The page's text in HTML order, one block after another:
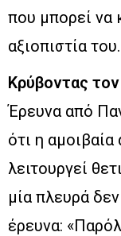
που μπορεί να
αξιοπιστία του.
Κρύβοντας
Έρευνα από
ότι η
λειτουργεί
μία πλευρά
έρευνα: